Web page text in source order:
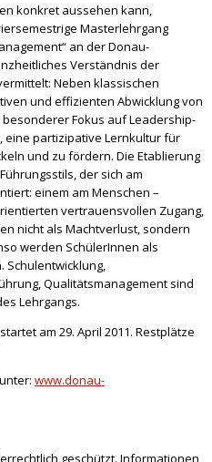
konkret aussehen kann,
Masterlehrgang
an der Donau-
Verständnis der
Neben klassischen
und effizienten Abwicklung von
Fokus auf Leadership-
eine partizipative Lernkultur für
und zu fördern. Die Etablierung
der sich am
einem am Menschen –
vertrauensvollen Zugang,
nicht als Machtverlust, sondern
werden SchülerInnen als
Schulentwicklung,
Qualitätsmanagement sind
Lehrgangs.
am 29. April 2011. Restplätze
www.donau-
geschützt. Informationen